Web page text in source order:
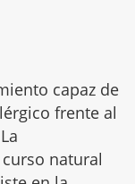
capaz de
frente al
natural